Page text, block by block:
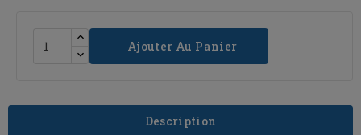
Ajouter Au Panier
Description